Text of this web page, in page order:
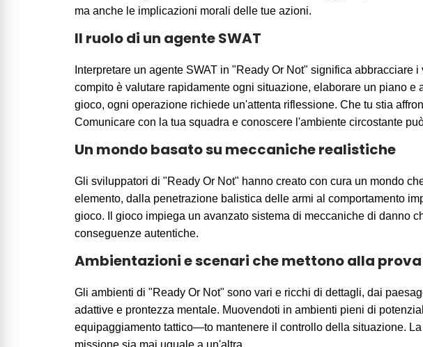
ma anche le implicazioni morali delle tue azioni.
Il ruolo di un agente SWAT
Interpretare un agente SWAT in "Ready Or Not" significa
compito è valutare rapidamente ogni situazione, elaborare un piano
gioco, ogni operazione richiede un'attenta riflessione. Che tu stia
Comunicare con la tua squadra e conoscere l'ambiente circostante
Un mondo basato su meccaniche realistiche
Gli sviluppatori di "Ready Or Not" hanno creato con cura un mondo
elemento, dalla penetrazione balistica delle armi al comportamento
gioco. Il gioco impiega un avanzato sistema di meccaniche di danno
conseguenze autentiche.
Ambientazioni e scenari che mettono alla prova
Gli ambienti di "Ready Or Not" sono vari e ricchi di dettagli, dai
adattive e prontezza mentale. Muovendoti in ambienti pieni di
equipaggiamento tattico—to mantenere il controllo della situazione.
missione sia mai uguale a un'altra.